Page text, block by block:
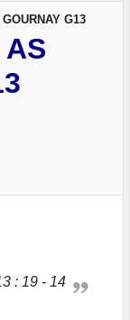
G13
: 19 - 14